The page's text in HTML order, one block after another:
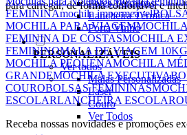
Potes Térmicos
Lancheira Térmica
Porta Vinho
PERSONALIZÁVEIS
Ver todos
Malas Personalizadas
Laser
Couro
Ver Todos
para carregar, de forma confortável e
FEMININAmochila impermeável
MOCHILA PARA VIAGEM
FEMININA DE COSTASMOCHILA
FEMININOMALA DE VIAGEM 10KG
MOCHILA PEQUENAMOCHILA
GRANDEMOCHILA EXECUTIVA
COUROBOLSAS FEMININAS
ESCOLARLANCHEIRA ESCOLAR
Receba nossas novidades e promoções